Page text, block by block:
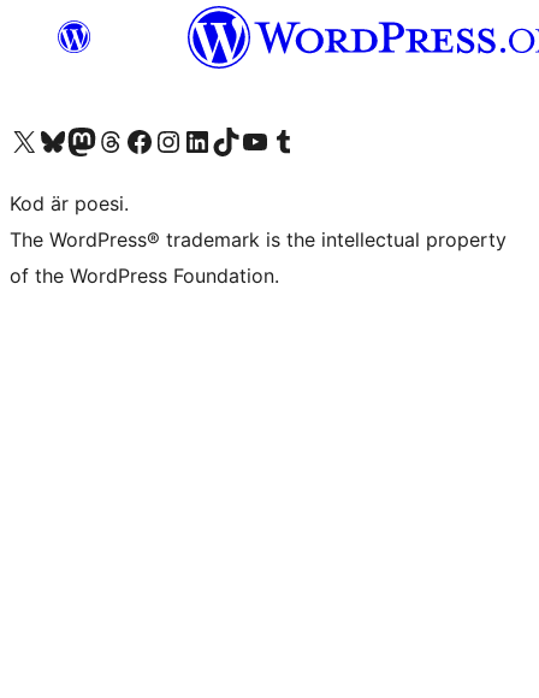
Besök vår X-konto (f.d. Twitter)
Besök vårt Bluesky-konto
Besök vårt Mastodon-konto
Besök vårt Thread-konto
Besök vår Facebook-sidaBesök vårt Instagram-konto
Besök vårt LinkedIn-konto
Besök vårt TikTok-konto
Besök vår YouTube-kanalBesök vårt Tumblr-konto
Kod är poesi.
The WordPress® trademark is the intellectual property
of the WordPress Foundation.